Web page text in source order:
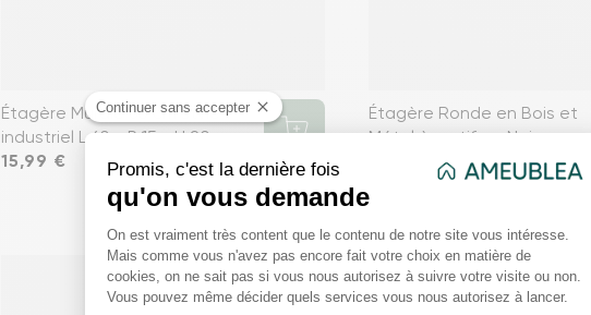
Étagère Murale 60 cm style
industriel L 60 x P 15 x H 20 cm
Prix
15,99 €
Étagère Ronde en Bois et
Métal à motifs — Noir
favorite